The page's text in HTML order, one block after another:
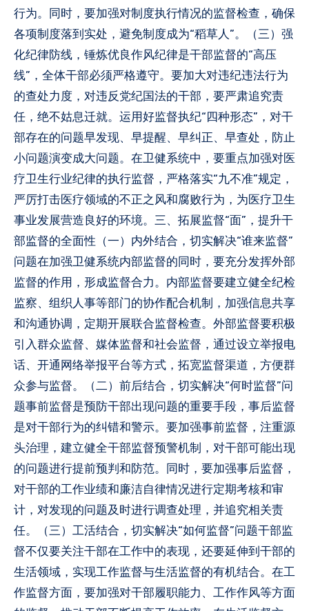
行为。同时，要加强对制度执行情况的监督检查，确保
各项制度落到实处，避免制度成为“稻草人”。（三）强
化纪律防线，锤炼优良作风纪律是干部监督的“高压
线”，全体干部必须严格遵守。要加大对违纪违法行为
的查处力度，对违反党纪国法的干部，要严肃追究责
任，绝不姑息迁就。运用好监督执纪“四种形态”，对干
部存在的问题早发现、早提醒、早纠正、早查处，防止
小问题演变成大问题。在卫健系统中，要重点加强对医
疗卫生行业纪律的执行监督，严格落实“九不准”规定，
严厉打击医疗领域的不正之风和腐败行为，为医疗卫生
事业发展营造良好的环境。三、拓展监督“面”，提升干
部监督的全面性（一）内外结合，切实解决“谁来监督”
问题在加强卫健系统内部监督的同时，要充分发挥外部
监督的作用，形成监督合力。内部监督要建立健全纪检
监察、组织人事等部门的协作配合机制，加强信息共享
和沟通协调，定期开展联合监督检查。外部监督要积极
引入群众监督、媒体监督和社会监督，通过设立举报电
话、开通网络举报平台等方式，拓宽监督渠道，方便群
众参与监督。（二）前后结合，切实解决“何时监督”问
题事前监督是预防干部出现问题的重要手段，事后监督
是对干部行为的纠错和警示。要加强事前监督，注重源
头治理，建立健全干部监督预警机制，对干部可能出现
的问题进行提前预判和防范。同时，要加强事后监督，
对干部的工作业绩和廉洁自律情况进行定期考核和审
计，对发现的问题及时进行调查处理，并追究相关责
任。（三）工活结合，切实解决“如何监督”问题干部监
督不仅要关注干部在工作中的表现，还要延伸到干部的
生活领域，实现工作监督与生活监督的有机结合。在工
作监督方面，要加强对干部履职能力、工作作风等方面